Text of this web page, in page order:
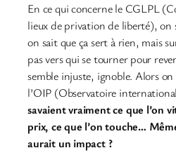
En ce qui concerne le CGLPL
lieux de privation de liberté), on
on sait que ça sert à rien, mais
pas vers qui se tourner pour
semble injuste, ignoble. Alors
l’OIP (Observatoire
savaient vraiment ce que l’on
prix, ce que l’on touche…
aurait un impact ?